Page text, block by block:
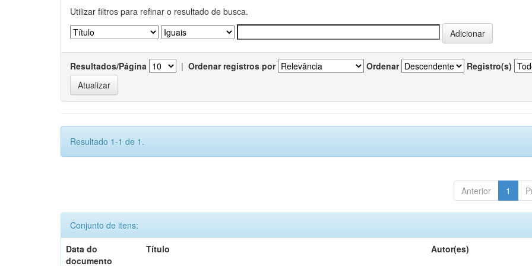
Utilizar filtros para refinar o resultado de busca.
Resultados/Página | Ordenar registros por Ordenar Registro(s)
Resultado 1-1 de 1.
Anterior 1
Conjunto de itens:
Data do
documento
Título Autor(es)